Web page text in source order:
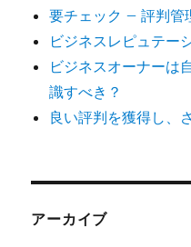
要チェック – 評判管
ビジネスレピュテー
ビジネスオーナーは
識すべき？
良い評判を獲得し、
アーカイブ